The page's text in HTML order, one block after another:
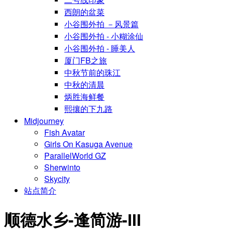
西朗的盆菜
小谷围外拍 －风景篇
小谷围外拍 - 小糊涂仙
小谷围外拍 - 睡美人
厦门FB之旅
中秋节前的珠江
中秋的清晨
炳胜海鲜餐
熙攘的下九路
Midjourney
Fish Avatar
Girls On Kasuga Avenue
ParallelWorld GZ
Sherwinto
Skycity
站点简介
顺德水乡-逢简游-III